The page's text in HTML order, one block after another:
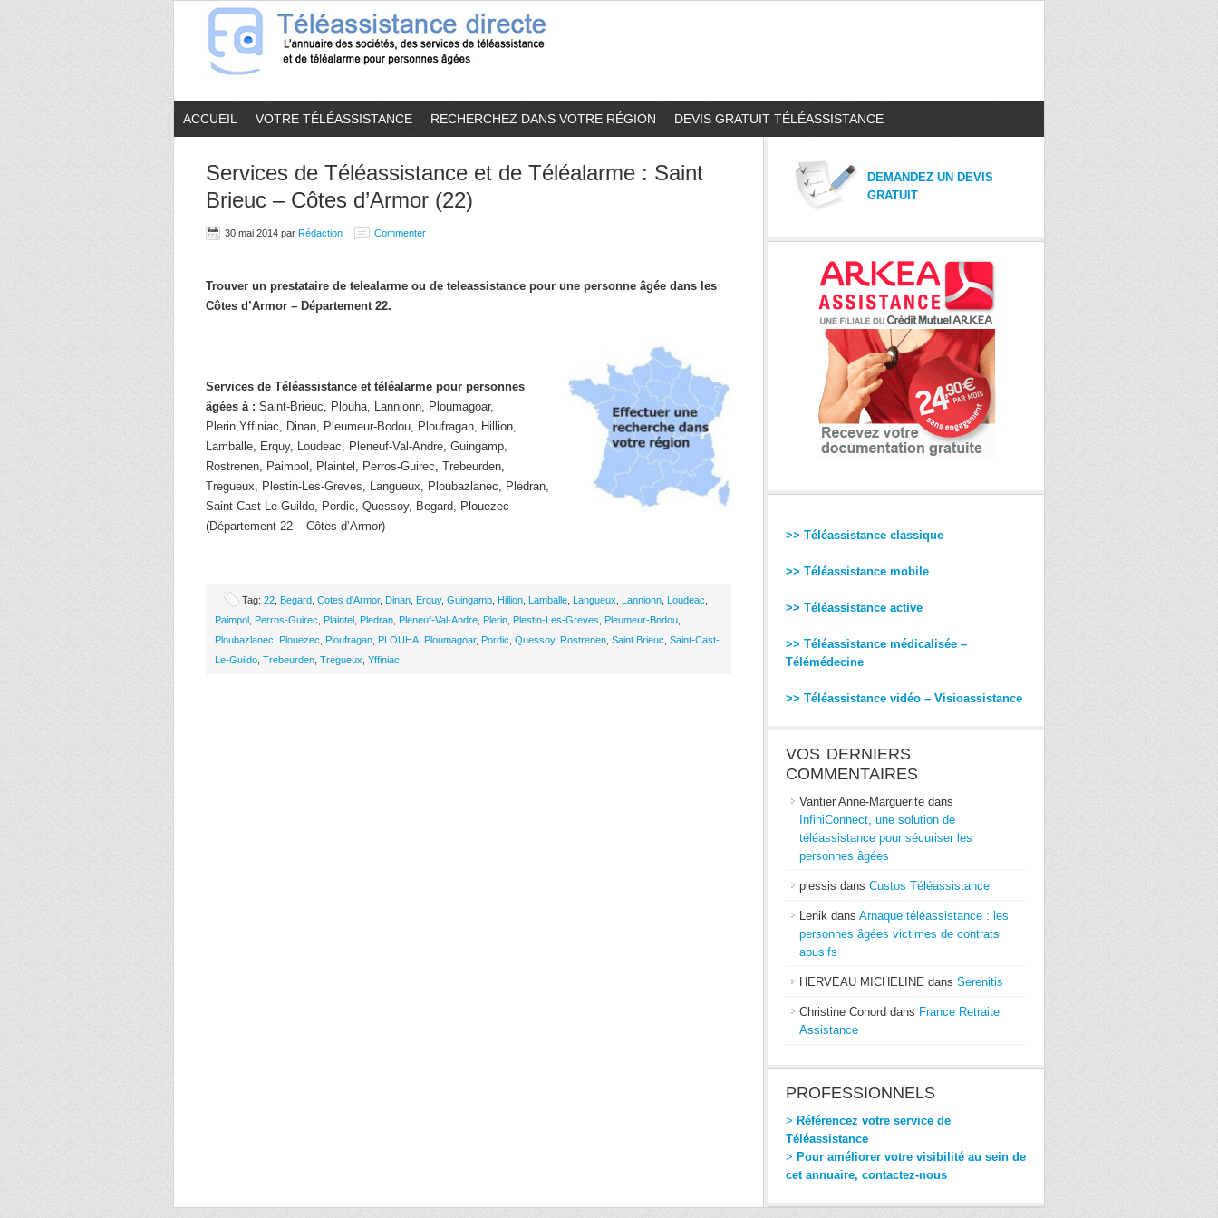
ACCUEIL VOTRE TÉLÉASSISTANCE RECHERCHEZ DANS VOTRE RÉGION DEVIS GRATUIT TÉLÉASSISTANCE
Services de Téléassistance et de Téléalarme : Saint
Brieuc – Côtes d’Armor (22)
30 mai 2014 par Rédaction Commenter
Trouver un prestataire de telealarme ou de teleassistance pour une personne âgée dans les
Côtes d’Armor – Département 22.
Services de Téléassistance et téléalarme pour personnes
âgées à : Saint-Brieuc, Plouha, Lannionn, Ploumagoar,
Plerin,Yffiniac, Dinan, Pleumeur-Bodou, Ploufragan, Hillion,
Lamballe, Erquy, Loudeac, Pleneuf-Val-Andre, Guingamp,
Rostrenen, Paimpol, Plaintel, Perros-Guirec, Trebeurden,
Tregueux, Plestin-Les-Greves, Langueux, Ploubazlanec, Pledran,
Saint-Cast-Le-Guildo, Pordic, Quessoy, Begard, Plouezec
(Département 22 – Côtes d’Armor)
Tag: 22 Begard Cotes d'Armor, Dinan Erquy, Guingamp Hillion Lamballe Langueux Lannionn Loudeac
Paimpol Perros-Guirec Plaintel Pledran Pleneuf-Val-Andre Plerin Plestin-Les-Greves Pleumeur-Bodou
Ploubazlanec
Plouezec Ploufragan PLOUHA Ploumagoar, Pordic Quessoy, Rostrenen Saint Brieuc Saint-Cast-
Le-Guildo Trebeurden Tregueux Yffiniac
DEMANDEZ UN DEVIS
GRATUIT
>> Téléassistance classique
>> Téléassistance mobile
>> Téléassistance active
>> Téléassistance médicalisée –
Télémédecine
>> Téléassistance vidéo – Visioassistance
VOS DERNIERS
COMMENTAIRES
Vantier Anne-Marguerite dans
InfiniConnect, une solution de
téléassistance pour sécuriser les
personnes âgées
plessis dans Custos Téléassistance
Lenik dans Arnaque téléassistance : les
personnes âgées victimes de contrats
abusifs
HERVEAU MICHELINE dans Serenitis
Christine Conord dans France Retraite
Assistance
PROFESSIONNELS
> Référencez votre service de
Téléassistance
> Pour améliorer votre visibilité au sein de
cet annuaire, contactez-nous